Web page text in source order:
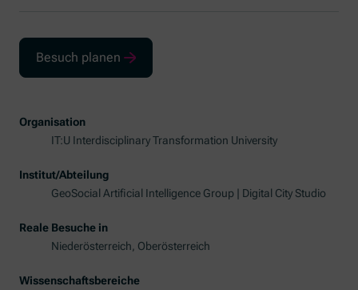
Besuch planen
Organisation
IT:U Interdisciplinary Transformation University
Institut/Abteilung
GeoSocial Artificial Intelligence Group | Digital City Studio
Reale Besuche in
Niederösterreich, Oberösterreich
Wissenschaftsbereiche